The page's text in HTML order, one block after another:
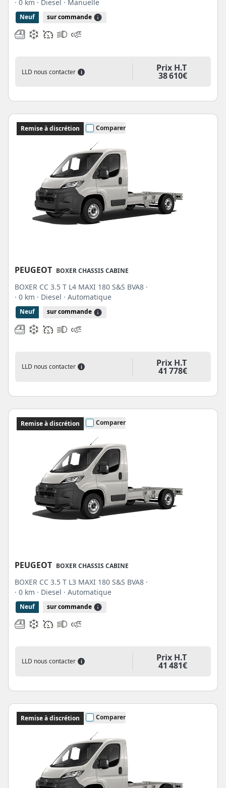
· 0 km · Diesel · Manuelle
Neuf sur commande
LLD nous contacter i Prix H.T
38 610€
Remise à discrétion Comparer
PEUGEOT BOXER CHASSIS CABINE
BOXER CC 3.5 T L4 MAXI 180 S&S BVA8 ·
· 0 km · Diesel · Automatique
Neuf sur commande
LLD nous contacter i Prix H.T
41 778€
Remise à discrétion Comparer
PEUGEOT BOXER CHASSIS CABINE
BOXER CC 3.5 T L3 MAXI 180 S&S BVA8 ·
· 0 km · Diesel · Automatique
Neuf sur commande
LLD nous contacter i Prix H.T
41 481€
Remise à discrétion Comparer